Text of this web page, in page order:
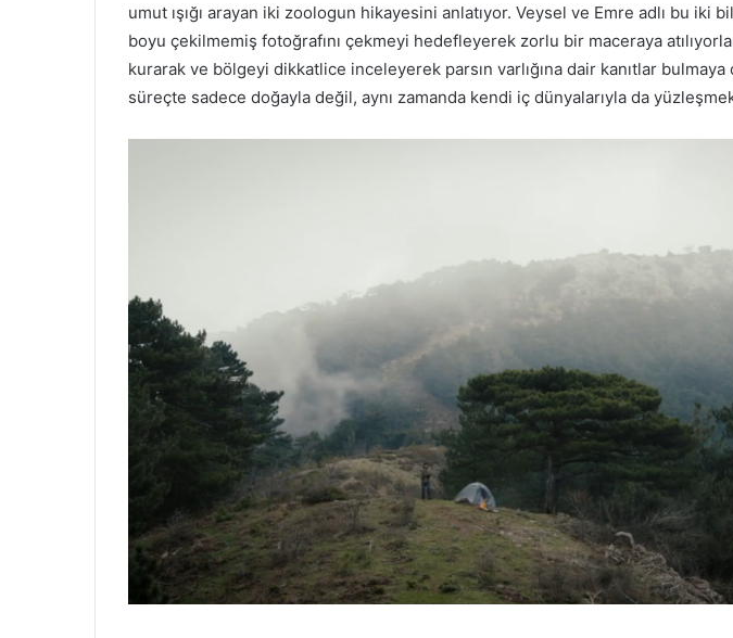
umut ışığı arayan iki zoologun hikayesini anlatıyor. Veysel ve Emre adlı bu iki
boyu çekilmemiş fotoğrafını çekmeyi hedefleyerek zorlu bir maceraya
kurarak ve bölgeyi dikkatlice inceleyerek parsın varlığına dair kanıtlar bulmaya
süreçte sadece doğayla değil, aynı zamanda kendi iç dünyalarıyla da